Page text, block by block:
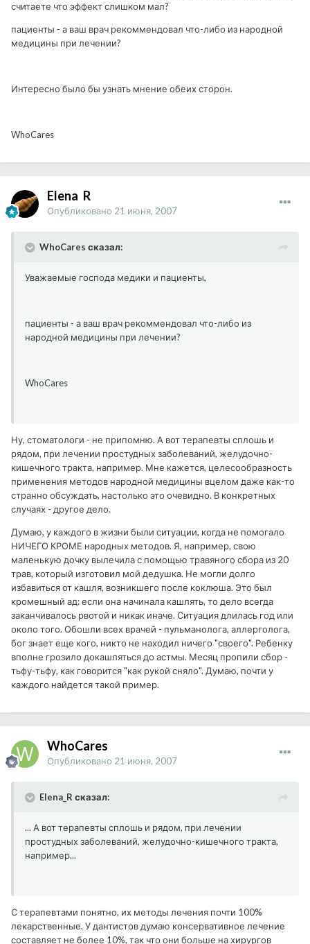
считаете что эффект слишком мал?
пациенты - а ваш врач рекоммендовал что-либо из народной
медицины при лечении?
Интересно было бы узнать мнение обеих сторон.
WhoCares
Elena_R
Опубликовано 21 июня, 2007
WhoCares сказал:
Уважаемые господа медики и пациенты,
пациенты - а ваш врач рекоммендовал что-либо из
народной медицины при лечении?
WhoCares
Ну, стоматологи - не припомню. А вот терапевты сплошь и
рядом, при лечении простудных заболеваний, желудочно-
кишечного тракта, например. Мне кажется, целесообразность
применения методов народной медицины вцелом даже как-то
странно обсуждать, настолько это очевидно. В конкретных
случаях - другое дело.
Думаю, у каждого в жизни были ситуации, когда не помогало
НИЧЕГО КРОМЕ народных методов. Я, например, свою
маленькую дочку вылечила с помощью травяного сбора из 20
трав, который изготовил мой дедушка. Не могли долго
избавиться от кашля, возникшего после коклюша. Это был
кромешный ад: если она начинала кашлять, то дело всегда
заканчивалось рвотой и никак иначе. Ситуация длилась год или
около того. Обошли всех врачей - пульманолога, аллерголога,
бог знает еще кого, никто не находил ничего "своего". Ребенку
вполне грозило докашляться до астмы. Месяц пропили сбор -
тьфу-тьфу, как говорится "как рукой сняло". Думаю, почти у
каждого найдется такой пример.
WhoCares
Опубликовано 21 июня, 2007
Elena_R сказал:
... А вот терапевты сплошь и рядом, при лечении
простудных заболеваний, желудочно-кишечного тракта,
например...
С терапевтами понятно, их методы лечения почти 100%
лекарственные. У дантистов думаю консервативное лечение
составляет не более 10%, так что они больше на хирургов